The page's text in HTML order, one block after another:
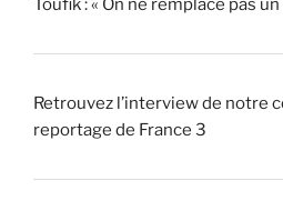
Toufik : « On ne remplace pas
Retrouvez l’interview de notre
reportage de France 3